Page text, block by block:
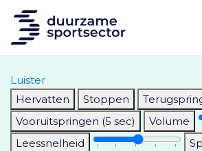
Luister
Hervatten
Stoppen
Vooruitspringen (5 sec)
Volume
Leessnelheid